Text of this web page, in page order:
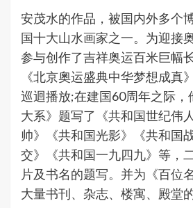
安茂水的作品，被国内外多个
国十大山水画家之一。为迎接
参与创作了吉祥奥运百米巨幅
《北京奧运盛典中华梦想成真
巡迴播放;在建国60周年之际，
大系》题写了《共和国世纪伟
帅》《共和国光影》《共和国
交》《共和国一九四九》等，
片及书名的题写。并为《百位
大量书刊、杂志、楼寓、殿堂的